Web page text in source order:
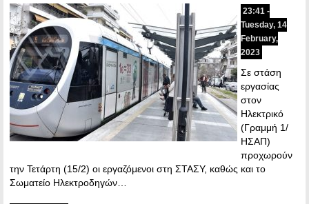
23:41 -
Tuesday, 14
February,
2023
Σε στάση
εργασίας
στον
Ηλεκτρικό
(Γραμμή 1/
ΗΣΑΠ)
προχωρούν
την Τετάρτη (15/2) οι εργαζόμενοι στη ΣΤΑΣΥ, καθώς και το
Σωματείο Ηλεκτροδηγών…